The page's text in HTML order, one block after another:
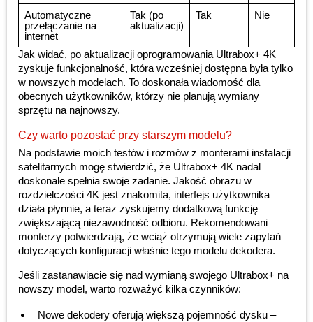
Automatyczne
przełączanie na
internet
Tak (po
aktualizacji)
Tak Nie
Jak widać, po aktualizacji oprogramowania Ultrabox+ 4K
zyskuje funkcjonalność, która wcześniej dostępna była tylko
w nowszych modelach. To doskonała wiadomość dla
obecnych użytkowników, którzy nie planują wymiany
sprzętu na najnowszy.
Czy warto pozostać przy starszym modelu?
Na podstawie moich testów i rozmów z monterami instalacji
satelitarnych mogę stwierdzić, że Ultrabox+ 4K nadal
doskonale spełnia swoje zadanie. Jakość obrazu w
rozdzielczości 4K jest znakomita, interfejs użytkownika
działa płynnie, a teraz zyskujemy dodatkową funkcję
zwiększającą niezawodność odbioru. Rekomendowani
monterzy potwierdzają, że wciąż otrzymują wiele zapytań
dotyczących konfiguracji właśnie tego modelu dekodera.
Jeśli zastanawiacie się nad wymianą swojego Ultrabox+ na
nowszy model, warto rozważyć kilka czynników:
Nowe dekodery oferują większą pojemność dysku –